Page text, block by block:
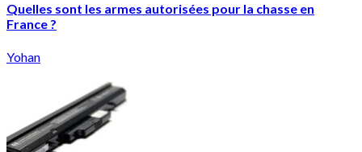
Quelles sont les armes autorisées pour la chasse en
France ?
Yohan